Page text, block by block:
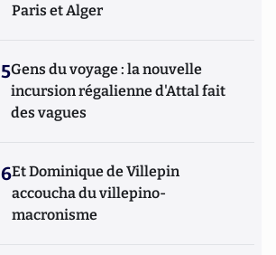
Paris et Alger
5Gens du voyage : la nouvelle
incursion régalienne d'Attal fait
des vagues
6Et Dominique de Villepin
accoucha du villepino-
macronisme